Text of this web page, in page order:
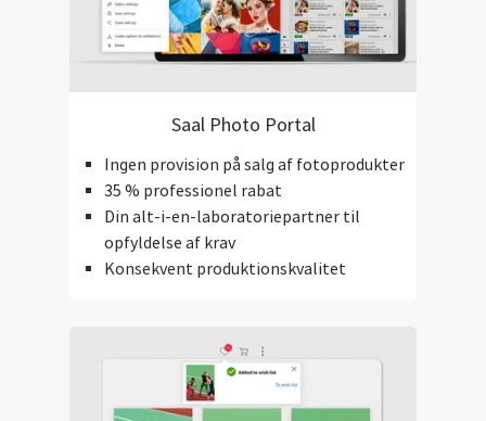
Saal Photo Portal
Ingen provision på salg af fotoprodukter
35 % professionel rabat
Din alt-i-en-laboratoriepartner til
opfyldelse af krav
Konsekvent produktionskvalitet